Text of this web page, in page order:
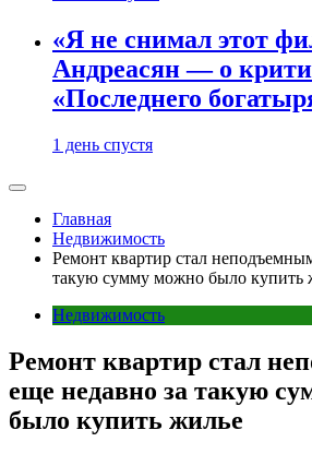
«Я не снимал этот
Андреасян — о
«Последнего
1 день спустя
Главная
Недвижимость
Ремонт квартир стал
такую сумму можно было купить
Недвижимость
Ремонт квартир стал
еще недавно за такую
было купить жилье